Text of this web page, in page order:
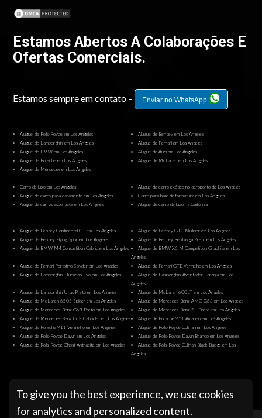
Estamos Abertos A Colaborações E
Ofertas Comerciais.
Estamos sempre em contato – Enviar no WhatsApp
Aluguel de Rolls-Royce em Los Angeles
Aluguel de Bentley em Los Angeles
Aluguel de Lamborghini em Los Angeles
Aluguel de Ferrari em Los Angeles
Aluguel de BMW em Los Angeles
Aluguel de Audi em Los Angeles
Aluguel de Porsche em Los Angeles
Aluguel de McLaren em Los Angeles
Aluguel de Mercedes em Los Angeles
Carro de luxo em Los Angeles
Aluguel de carro exótico no aeroporto de Los Angeles
Aluguel de carro para casamento em Los Angeles
Carro para baile de formatura em Los Angeles
Aluguel de carros esportivos em Los Angeles
Aluguel de carro de luxo na Califórnia
Aluguel de Bentley Continental GT em Los Angeles
Aluguel de Bentley GTC Mulliner em Los Angeles
Aluguel de Bentley Flying Spur em Los Angeles
Aluguel de Bentley Bentayga Preto em Los Angeles
Aluguel de BMW M4 Competition Cabrio em Los Angeles
Aluguel de BMW X6 M Competition Graphite em Los
Angeles
Aluguel de Ferrari Portofino Spyder em Los Angeles
Aluguel de Ferrari GTB Vermelho em Los Angeles
Aluguel de Lamborghini Huracán Evo em Los Angeles
Aluguel de Lamborghini Aventador Laranja em Los
Angeles
Aluguel de Lamborghini Urus Preto em Los Angeles
Aluguel de McLaren 600LT em Los Angeles
Aluguel de McLaren 650S Spider em Los Angeles
Aluguel de Mercedes-Benz AMG G63 em Los Angeles
Aluguel de Mercedes-Benz G63 Preto em Los Angeles
Aluguel de Mercedes-Benz SL Preto em Los Angeles
Aluguel de Mercedes-Benz C63 Cabriolet em Los Angeles
Aluguel de Porsche 911 Amarelo em Los Angeles
Aluguel de Porsche 911 Vermelho em Los Angeles
Aluguel de Rolls-Royce Cullinan em Los Angeles
Aluguel de Rolls-Royce Dawn em Los Angeles
Aluguel de Rolls-Royce Dawn Branco em Los Angeles
Aluguel de Rolls-Royce Ghost Antracite em Los Angeles
Aluguel de Rolls-Royce Cullinan Black Badge em Los
Angeles
@ Pugachev Luxury Car Rental Los Angeles
To give you the best experience, we use cookies
for analytics and personalized content.